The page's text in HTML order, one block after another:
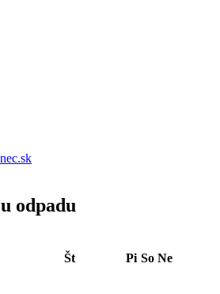
odpadu
Št Pi So Ne